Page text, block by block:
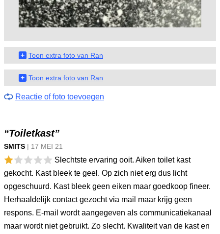
+ Toon extra foto van Ran
+ Toon extra foto van Ran
Reactie of foto toevoegen
“Toiletkast”
SMITS | 17 MEI 21
Slechtste ervaring ooit. Aiken toilet kast
gekocht. Kast bleek te geel. Op zich niet erg dus licht
opgeschuurd. Kast bleek geen eiken maar goedkoop fineer.
Herhaaldelijk contact gezocht via mail maar krijg geen
respons. E-mail wordt aangegeven als communicatiekanaal
maar wordt niet gebruikt. Zo slecht. Kwaliteit van de kast en